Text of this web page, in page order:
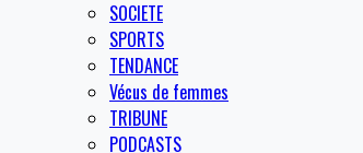
SOCIETE
SPORTS
TENDANCE
Vécus de femmes
TRIBUNE
PODCASTS